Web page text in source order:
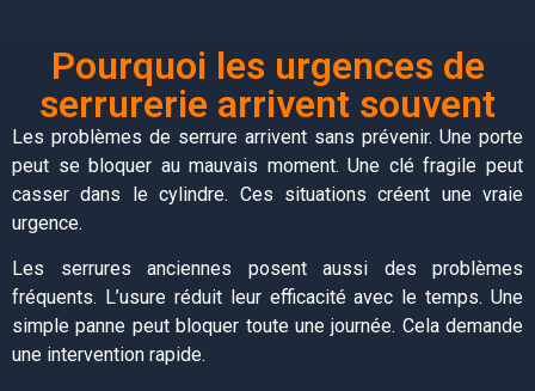
Pourquoi les urgences de
serrurerie arrivent souvent
Les problèmes de serrure arrivent sans prévenir. Une porte
peut se bloquer au mauvais moment. Une clé fragile peut
casser dans le cylindre. Ces situations créent une vraie
urgence.
Les serrures anciennes posent aussi des problèmes
fréquents. L’usure réduit leur efficacité avec le temps. Une
simple panne peut bloquer toute une journée. Cela demande
une intervention rapide.